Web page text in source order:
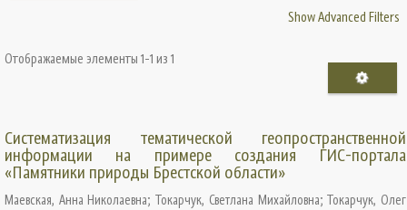
Show Advanced Filters
Отображаемые элементы 1-1 из 1
Систематизация тематической геопространственной
информации на примере создания ГИС-портала
«Памятники природы Брестской области»
Маевская, Анна Николаевна;Токарчук, Светлана Михайловна;Токарчук, Олег